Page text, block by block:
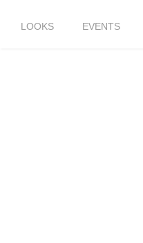
LOOKS EVENTS